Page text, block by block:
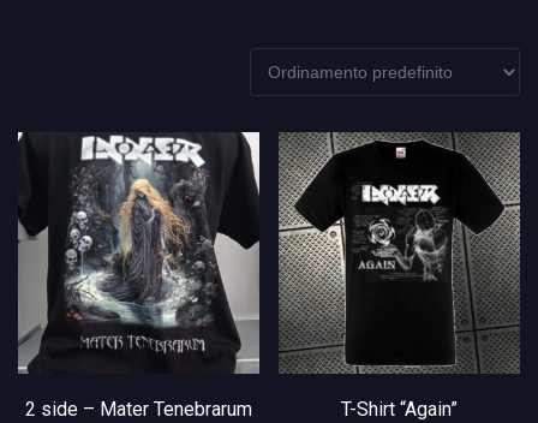
2 side – Mater Tenebrarum
T-Shirt “Again”